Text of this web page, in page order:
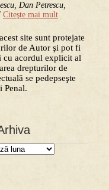
Dan Petrescu,
Citeşte mai mult
site sunt protejate
de Autor şi pot fi
cu acordul explicit al
drepturilor de
se pedepseşte
Penal.